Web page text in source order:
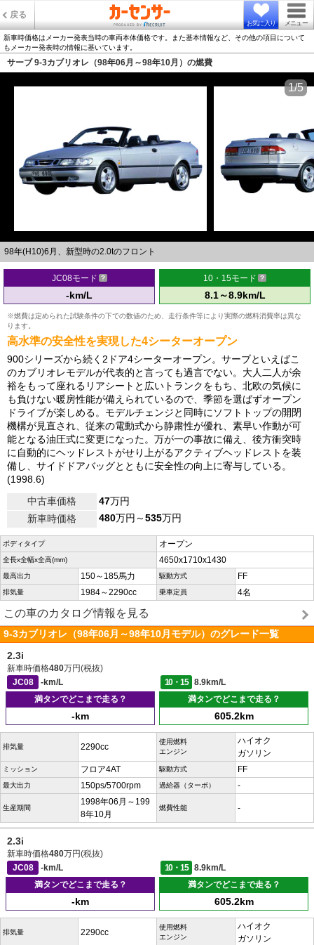
戻る
お気に入り メニュー
新車時価格はメーカー発表当時の車両本体価格です。また基本情報など、その他の項目について
もメーカー発表時の情報に基いています。
サーブ 9-3カブリオレ（98年06月～98年10月）の燃費
98年(H10)6月、新型時の2.0tのフロント
1/5
JC08モード
-km/L
10・15モード
8.1～8.9km/L
※燃費は定められた試験条件の下での数値のため、走行条件等により実際の燃料消費率は異な
ります。
高水準の安全性を実現した4シーターオープン
900シリーズから続く2ドア4シーターオープン。サーブといえばこ
のカブリオレモデルが代表的と言っても過言でない。大人二人が余
裕をもって座れるリアシートと広いトランクをもち、北欧の気候に
も負けない暖房性能が備えられているので、季節を選ばずオープン
ドライブが楽しめる。モデルチェンジと同時にソフトトップの開閉
機構が見直され、従来の電動式から静粛性が優れ、素早い作動が可
能となる油圧式に変更になった。万が一の事故に備え、後方衝突時
に自動的にヘッドレストがせり上がるアクティブヘッドレストを装
備し、サイドドアバッグとともに安全性の向上に寄与している。
(1998.6)
中古車価格
47万円
新車時価格
480万円～535万円
ボディタイプ オープン
全長x全幅x全高(mm) 4650x1710x1430
最高出力 150～185馬力 駆動方式 FF
排気量 1984～2290cc 乗車定員 4名
この車のカタログ情報を見る
9-3カブリオレ（98年06月～98年10月モデル）のグレード一覧
2.3i
新車時価格480万円(税抜)
JC08
-km/L 10・15
8.9km/L
満タンでどこまで走る？
-km
満タンでどこまで走る？
605.2km
排気量 2290cc
使用燃料
エンジン
ハイオク
ガソリン
ミッション フロア4AT 駆動方式 FF
最大出力 150ps/5700rpm 過給器（ターボ） -
生産期間
1998年06月～199
8年10月
燃費性能 -
2.3i
新車時価格480万円(税抜)
JC08
-km/L 10・15
8.9km/L
満タンでどこまで走る？
-km
満タンでどこまで走る？
605.2km
排気量 2290cc
使用燃料
エンジン
ハイオク
ガソリン